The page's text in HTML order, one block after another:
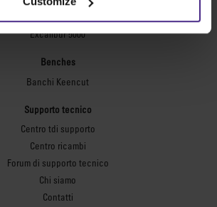
Excalibur 5000
Benches
Banchi Keencut
Supporto tecnico
Centro tdi supporto
Centro ricambi
Forum di supporto tecnico
Chi siamo
Contatti